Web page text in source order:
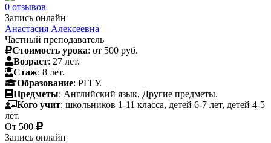
0 отзывов
Запись онлайн
Анастасия Алексеевна
Частный преподаватель
Стоимость урока: от 500 руб.
Возраст: 27 лет.
Стаж: 8 лет.
Образование: РГГУ.
Предметы: Английский язык, Другие предметы.
Кого учит: школьников 1-11 класса, детей 6-7 лет, детей 4-5
лет.
От 500
Запись онлайн